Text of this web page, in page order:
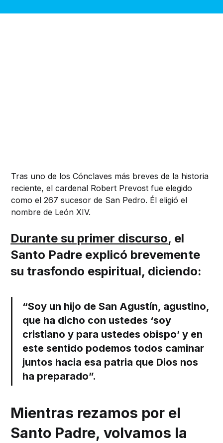
Tras uno de los Cónclaves más breves de la historia
reciente, el cardenal Robert Prevost fue elegido
como el 267 sucesor de San Pedro. Él eligió el
nombre de León XIV.
Durante su primer discurso, el
Santo Padre explicó brevemente
su trasfondo espiritual, diciendo:
“Soy un hijo de San Agustín, agustino,
que ha dicho con ustedes ‘soy
cristiano y para ustedes obispo’ y en
este sentido podemos todos caminar
juntos hacia esa patria que Dios nos
ha preparado”.
Mientras rezamos por el
Santo Padre, volvamos la